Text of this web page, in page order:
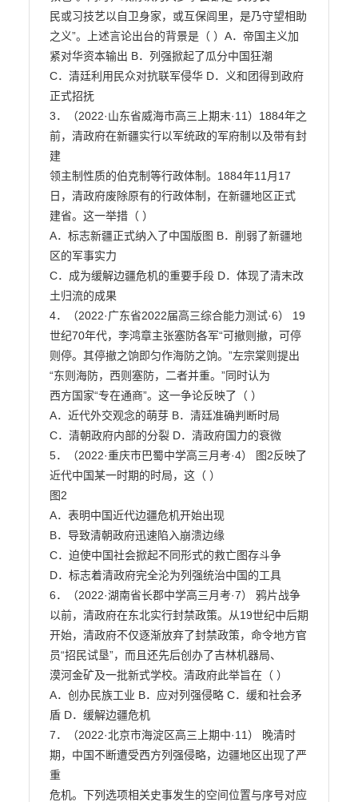
民或习技艺以自卫身家，或互保闾里，是乃守望相助
之义”。上述言论出台的背景是（ ）A．帝国主义加
紧对华资本输出 B．列强掀起了瓜分中国狂潮
C．清廷利用民众对抗联军侵华 D．义和团得到政府
正式招抚
3．（2022·山东省威海市高三上期末·11）1884年之
前，清政府在新疆实行以军统政的军府制以及带有封
建
领主制性质的伯克制等行政体制。1884年11月17
日，清政府废除原有的行政体制，在新疆地区正式
建省。这一举措（ ）
A．标志新疆正式纳入了中国版图 B．削弱了新疆地
区的军事实力
C．成为缓解边疆危机的重要手段 D．体现了清末改
土归流的成果
4．（2022·广东省2022届高三综合能力测试·6） 19
世纪70年代，李鸿章主张塞防各军“可撤则撤，可停
则停。其停撤之饷即匀作海防之饷。”左宗棠则提出
“东则海防，西则塞防，二者并重。”同时认为
西方国家“专在通商”。这一争论反映了（ ）
A．近代外交观念的萌芽 B．清廷准确判断时局
C．清朝政府内部的分裂 D．清政府国力的衰微
5．（2022·重庆市巴蜀中学高三月考·4） 图2反映了
近代中国某一时期的时局，这（ ）
图2
A．表明中国近代边疆危机开始出现
B．导致清朝政府迅速陷入崩溃边缘
C．迫使中国社会掀起不同形式的救亡图存斗争
D．标志着清政府完全沦为列强统治中国的工具
6．（2022·湖南省长郡中学高三月考·7） 鸦片战争
以前，清政府在东北实行封禁政策。从19世纪中后期
开始，清政府不仅逐渐放弃了封禁政策，命令地方官
员“招民试垦”，而且还先后创办了吉林机器局、
漠河金矿及一批新式学校。清政府此举旨在（ ）
A．创办民族工业 B．应对列强侵略 C．缓和社会矛
盾 D．缓解边疆危机
7．（2022·北京市海淀区高三上期中·11） 晚清时
期，中国不断遭受西方列强侵略，边疆地区出现了严
重
危机。下列选项相关史事发生的空间位置与序号对应